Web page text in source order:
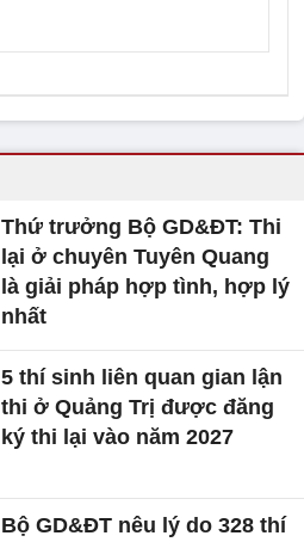
Thứ trưởng Bộ GD&ĐT: Thi
lại ở chuyên Tuyên Quang
là giải pháp hợp tình, hợp lý
nhất
5 thí sinh liên quan gian lận
thi ở Quảng Trị được đăng
ký thi lại vào năm 2027
Bộ GD&ĐT nêu lý do 328 thí